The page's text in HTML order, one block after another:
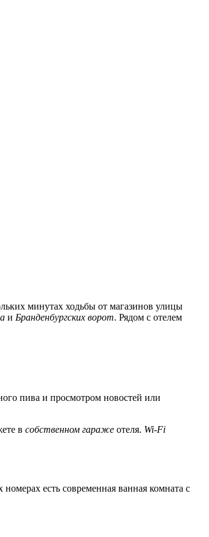
минутах ходьбы от магазинов улицы
и Бранденбургских ворот. Рядом с отелем
пива и просмотром новостей или
в собственном гараже отеля. Wi-Fi
есть современная ванная комната с